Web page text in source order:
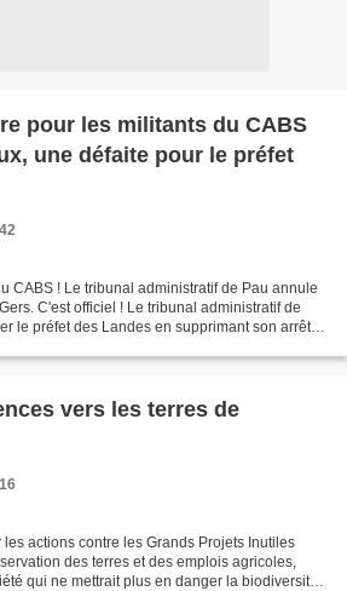
pour les militants du CABS
une défaite pour le préfet
CABS ! Le tribunal administratif de Pau annule
C'est officiel ! Le tribunal administratif de
le préfet des Landes en supprimant son arrêté
vers les terres de
actions contre les Grands Projets Inutiles
des terres et des emplois agricoles,
qui ne mettrait plus en danger la biodiversité